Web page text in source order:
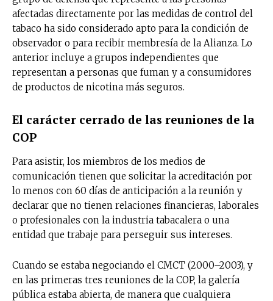
afectadas directamente por las medidas de control del
tabaco ha sido considerado apto para la condición de
observador o para recibir membresía de la Alianza. Lo
anterior incluye a grupos independientes que
representan a personas que fuman y a consumidores
de productos de nicotina más seguros.
El carácter cerrado de las reuniones de la
COP
Para asistir, los miembros de los medios de
comunicación tienen que solicitar la acreditación por
lo menos con 60 días de anticipación a la reunión y
declarar que no tienen relaciones financieras, laborales
o profesionales con la industria tabacalera o una
entidad que trabaje para perseguir sus intereses.
Cuando se estaba negociando el CMCT (2000–2003), y
en las primeras tres reuniones de la COP, la galería
pública estaba abierta, de manera que cualquiera